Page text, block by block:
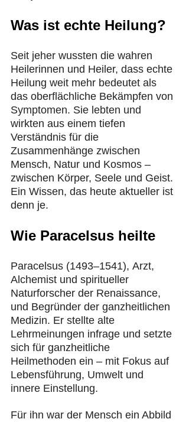
Was ist echte Heilung?
Seit jeher wussten die wahren
Heilerinnen und Heiler, dass echte
Heilung weit mehr bedeutet als
das oberflächliche Bekämpfen von
Symptomen. Sie lebten und
wirkten aus einem tiefen
Verständnis für die
Zusammenhänge zwischen
Mensch, Natur und Kosmos –
zwischen Körper, Seele und Geist.
Ein Wissen, das heute aktueller ist
denn je.
Wie Paracelsus heilte
Paracelsus (1493–1541), Arzt,
Alchemist und spiritueller
Naturforscher der Renaissance,
und Begründer der ganzheitlichen
Medizin. Er stellte alte
Lehrmeinungen infrage und setzte
sich für ganzheitliche
Heilmethoden ein – mit Fokus auf
Lebensführung, Umwelt und
innere Einstellung.
Für ihn war der Mensch ein Abbild